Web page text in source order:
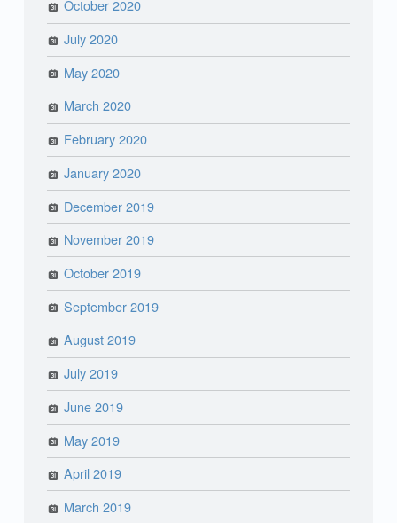
October 2020
July 2020
May 2020
March 2020
February 2020
January 2020
December 2019
November 2019
October 2019
September 2019
August 2019
July 2019
June 2019
May 2019
April 2019
March 2019